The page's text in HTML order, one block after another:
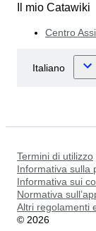
Il mio Catawiki
Centro
Termini di utilizzo
Informativa sulla
Informativa sui
Normativa
Altri regolamenti
© 2026